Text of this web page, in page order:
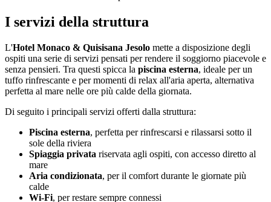
I servizi della struttura
L'Hotel Monaco & Quisisana Jesolo mette a disposizione degli
ospiti una serie di servizi pensati per rendere il soggiorno piacevole e
senza pensieri. Tra questi spicca la piscina esterna, ideale per un
tuffo rinfrescante e per momenti di relax all'aria aperta, alternativa
perfetta al mare nelle ore più calde della giornata.
Di seguito i principali servizi offerti dalla struttura:
Piscina esterna, perfetta per rinfrescarsi e rilassarsi sotto il
sole della riviera
Spiaggia privata riservata agli ospiti, con accesso diretto al
mare
Aria condizionata, per il comfort durante le giornate più
calde
Wi-Fi, per restare sempre connessi